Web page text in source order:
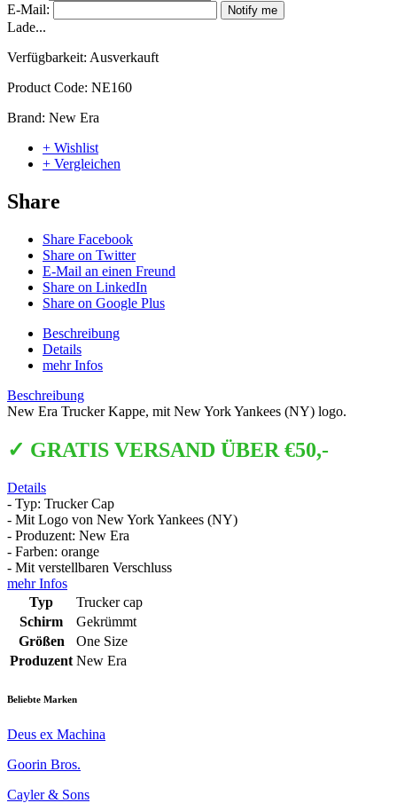
E-Mail:
Notify me
Lade...
Verfügbarkeit: Ausverkauft
Product Code: NE160
Brand: New Era
+ Wishlist
+ Vergleichen
Share
Share Facebook
Share on Twitter
E-Mail an einen Freund
Share on LinkedIn
Share on Google Plus
Beschreibung
Details
mehr Infos
Beschreibung
New Era Trucker Kappe, mit New York Yankees (NY) logo.
✓ GRATIS VERSAND ÜBER €50,-
Details
- Typ: Trucker Cap
- Mit Logo von New York Yankees (NY)
- Produzent: New Era
- Farben: orange
- Mit verstellbaren Verschluss
mehr Infos
Typ
Trucker cap
Schirm
Gekrümmt
Größen
One Size
Produzent New Era
Beliebte Marken
Deus ex Machina
Goorin Bros.
Cayler & Sons